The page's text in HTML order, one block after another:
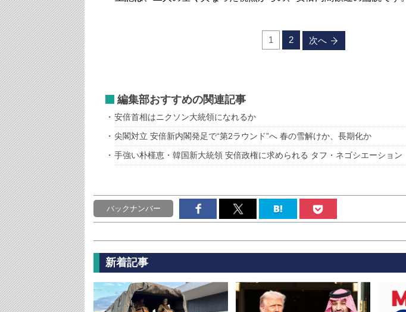
1 2 次へ
編集部おすすめの関連記事
安倍首相はニクソン大統領になれるか
尖閣対立 安倍新内閣発足で“第2ラウンド”へ 春の雪解けか、長期化か
手強い朴槿恵・韓国新大統領 安倍政権に求められる タフ・ネゴシエーション
バックナンバー
新着記事